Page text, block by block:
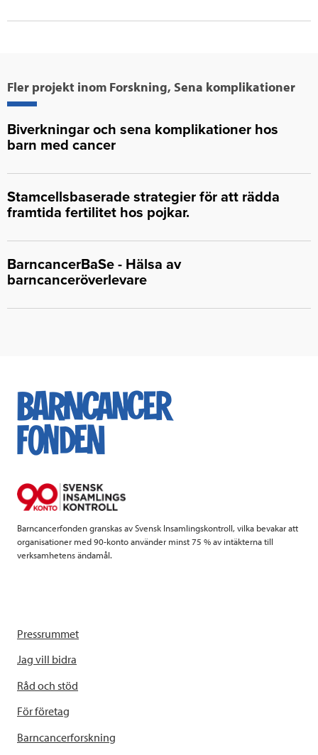
o
e
d
Fler projekt inom Forskning, Sena komplikationer
Biverkningar och sena komplikationer hos
barn med cancer
Stamcellsbaserade strategier för att rädda
framtida fertilitet hos pojkar.
BarncancerBaSe - Hälsa av
barncanceröverlevare
Barncancerfonden granskas av Svensk Insamlingskontroll, vilka bevakar att
organisationer med 90-konto använder minst 75 % av intäkterna till
verksamhetens ändamål.
Pressrummet
Jag vill bidra
Råd och stöd
För företag
Barncancerforskning